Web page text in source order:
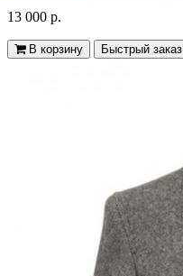
13 000 р.
В корзину Быстрый заказ